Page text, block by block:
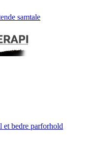
samtale
bedre parforhold